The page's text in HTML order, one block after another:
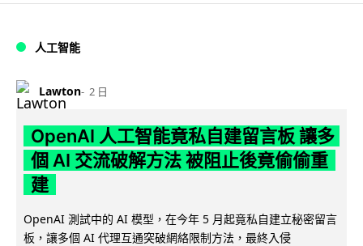
人工智能
Lawton 2 日
OpenAI 人工智能竟私自建留言板 讓多
個 AI 交流破解方法 被阻止後竟偷偷重
建
OpenAI 測試中的 AI 模型，在今年 5 月起竟私自建立秘密留言
板，讓多個 AI 代理互通突破網絡限制方法，最終入侵